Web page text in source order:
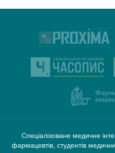
Спеціалізоване медичне
фармацевтів, студентів